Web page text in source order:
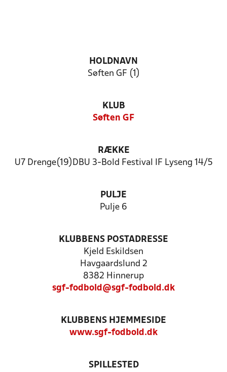
HOLDNAVN
Søften GF (1)
KLUB
Søften GF
RÆKKE
U7 Drenge(19)DBU 3-Bold Festival IF Lyseng 14/5
PULJE
Pulje 6
KLUBBENS POSTADRESSE
Kjeld Eskildsen
Havgaardslund 2
8382 Hinnerup
sgf-fodbold@sgf-fodbold.dk
KLUBBENS HJEMMESIDE
www.sgf-fodbold.dk
SPILLESTED